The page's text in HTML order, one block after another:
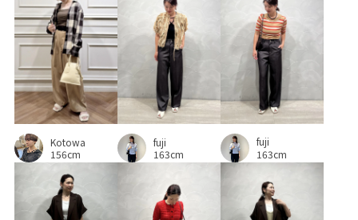
Kotowa
156cm
fuji
163cm
fuji
163cm